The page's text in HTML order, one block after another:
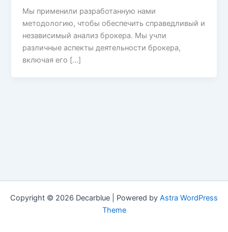
Мы применили разработанную нами
методологию, чтобы обеспечить справедливый и
независимый анализ брокера. Мы учли
различные аспекты деятельности брокера,
включая его […]
Copyright © 2026 Decarblue | Powered by Astra WordPress
Theme